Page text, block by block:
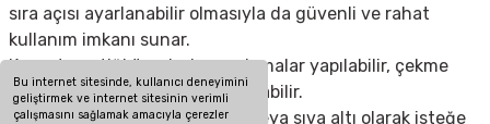
Bu internet sitesinde, kullanıcı deneyimini
geliştirmek ve internet sitesinin verimli
çalışmasını sağlamak amacıyla çerezler
sıra açısı ayarlanabilir olmasıyla da güvenli ve rahat
kullanım imkanı sunar.
Kapı otomatiği üzerinde ayarlamalar yapılabilir, çekme
süresi istenilen şekilde ayarlanabilir.
Montaj işlemleri ise sıva üstü veya sıva altı olarak isteğe